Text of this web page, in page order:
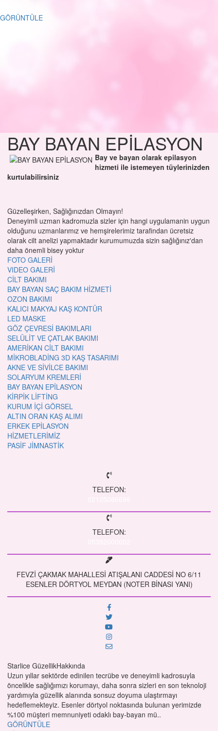
GÖRÜNTÜLE
BAY BAYAN EPİLASYON
Bay ve bayan olarak epilasyon
hizmeti ile istemeyen tüylerinizden
kurtulabilirsiniz
Güzelleşirken, Sağlığınızdan Olmayın!
Deneyimli uzman kadromuzla sizler için hangi uygulamanin uygun
olduğunu uzmanlarımız ve hemşirelerimiz tarafindan ücretsiz
olarak cilt anelizi yapmaktadır kurumumuzda sizin sağlığınız'dan
daha önemli bisey yoktur
FOTO GALERİ
VIDEO GALERİ
CİLT BAKIMI
BAY BAYAN SAÇ BAKIM HİZMETİ
OZON BAKIMI
KALICI MAKYAJ KAŞ KONTÜR
LED MASKE
GÖZ ÇEVRESİ BAKIMLARI
SELÜLİT VE ÇATLAK BAKIMI
AMERİKAN CİLT BAKIMI
MİKROBLADİNG 3D KAŞ TASARIMI
AKNE VE SİVİLCE BAKIMI
SOLARYUM KREMLERİ
BAY BAYAN EPİLASYON
KİRPİK LİFTİNG
KURUM İÇİ GÖRSEL
ALTIN ORAN KAŞ ALIMI
ERKEK EPİLASYON
HİZMETLERİMİZ
PASİF JİMNASTİK
TELEFON:
TELEFON:
FEVZİ ÇAKMAK MAHALLESİ ATIŞALANI CADDESİ NO 6/11
ESENLER DÖRTYOL MEYDAN (NOTER BİNASI YANI)
Starlice GüzellikHakkında
Uzun yıllar sektörde edinilen tecrübe ve deneyimli kadrosuyla
öncelikle sağlığımızı korumayı, daha sonra sizleri en son teknoloji
yardımıyla güzellik alanında sonsuz doyuma ulaştırmayı
hedeflemekteyiz. Esenler dörtyol noktasında bulunan yerimizde
%100 müşteri memnuniyeti odaklı bay-bayan mü..
GÖRÜNTÜLE